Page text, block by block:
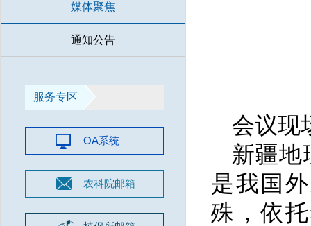
媒体聚焦
通知公告
服务专区
OA系统
农科院邮箱
会议现
新疆地
是我国
殊，依